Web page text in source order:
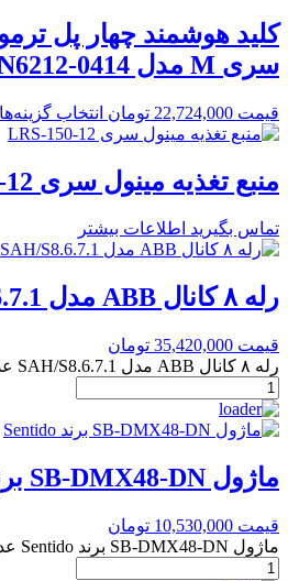
کلید هوشمند چهار پل
سری M مدل MTN6212-0414
قیمت 22,724,000 تومان انتخاب گزینه‌ها
منبع تغذیه مینول سری LRS-150-12
تماس بگیرید اطلاعات بیشتر
رله ۸ کانال ABB مدل SAH/S8.6.7.1
قیمت 35,420,000 تومان
رله ۸ کانال ABB مدل SAH/S8.6.7.1 عدد
ماژول SB-DMX48-DN برند Sentido
قیمت 10,530,000 تومان
ماژول SB-DMX48-DN برند Sentido عدد